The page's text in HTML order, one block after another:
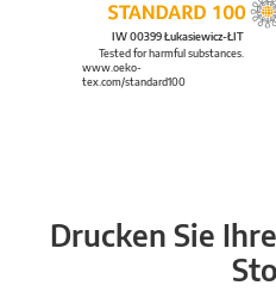
IW 00399 Łukasiewicz-ŁIT
Tested for harmful substances.
www.oeko-
tex.com/standard100
Drucken Sie